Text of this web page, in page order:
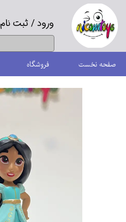
ورود/ ثبت نام
حساب کاربری من
تغییر گذر واژه
سفارشات
خروج از حساب کاربری
صفحه نخست فروشگاه